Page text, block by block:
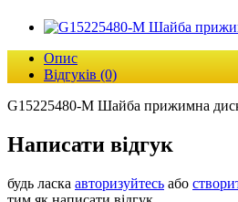
Опис
Відгуків (0)
G15225480-M Шайба прижимна
Написати відгук
будь ласка авторизуйтесь або